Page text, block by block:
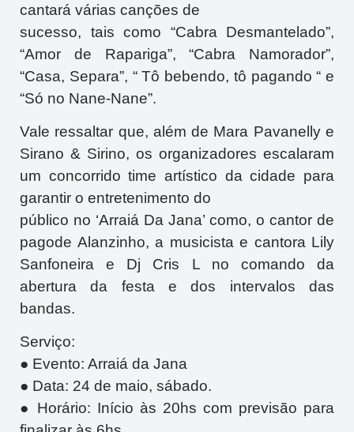
cantará várias canções de
sucesso, tais como “Cabra Desmantelado”,
“Amor de Rapariga”, “Cabra Namorador”,
“Casa, Separa”, “ Tô bebendo, tô pagando “ e
“Só no Nane-Nane”.
Vale ressaltar que, além de Mara Pavanelly e
Sirano & Sirino, os organizadores escalaram
um concorrido time artístico da cidade para
garantir o entretenimento do
público no ‘Arraiá Da Jana’ como, o cantor de
pagode Alanzinho, a musicista e cantora Lily
Sanfoneira e Dj Cris L no comando da
abertura da festa e dos intervalos das
bandas.
Serviço:
● Evento: Arraiá da Jana
● Data: 24 de maio, sábado.
● Horário: Início às 20hs com previsão para